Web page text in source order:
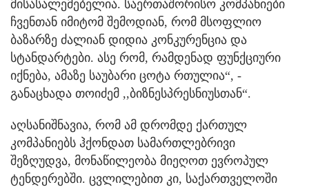
მისასალემებელია. საერთაშორისო კომპანიები
ჩვენთან იმიტომ შემოდიან, რომ მსოფლიო
ბაზარზე ძალიან დიდია კონკურენცია და
სტანდარტები. ასე რომ, რამდენად ფუნქციური
იქნება, ამაზე საუბარი ცოტა რთულია“, -
განაცხადა თოიძემ ,,ბიზნესპრესნიუსთან“.
აღსანიშნავია, რომ ამ დრომდე ქართულ
კომპანიებს ჰქონდათ სამართლებრივი
შეზღუდვა, მონაწილეობა მიეღოთ ევროპულ
ტენდერებში. ცვლილებით კი, საქართველოში